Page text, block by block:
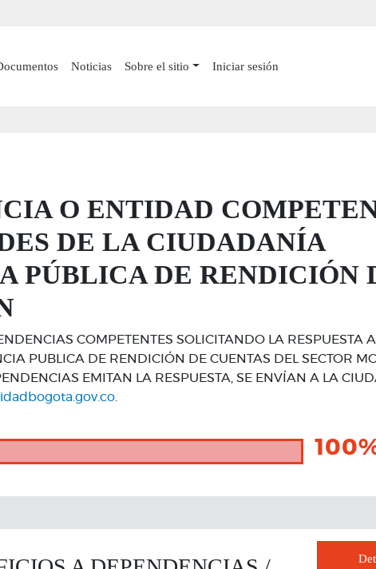
principal
Noticias Sobre el sitio Iniciar sesión
O ENTIDAD
DE LA CIUDADANÍA
PÚBLICA DE RENDICIÓN
COMPETENTES SOLICITANDO LA RESPUESTA
PUBLICA DE RENDICIÓN DE CUENTAS DEL SECTOR
EMITAN LA RESPUESTA, SE ENVÍAN A LA